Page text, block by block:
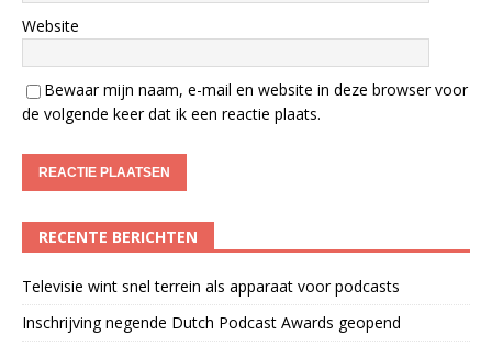
Website
Bewaar mijn naam, e-mail en website in deze browser voor
de volgende keer dat ik een reactie plaats.
RECENTE BERICHTEN
Televisie wint snel terrein als apparaat voor podcasts
Inschrijving negende Dutch Podcast Awards geopend